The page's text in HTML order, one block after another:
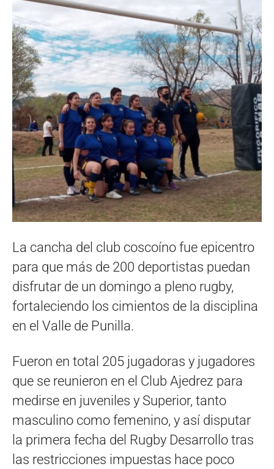
La cancha del club coscoíno fue epicentro
para que más de 200 deportistas puedan
disfrutar de un domingo a pleno rugby,
fortaleciendo los cimientos de la disciplina
en el Valle de Punilla.
Fueron en total 205 jugadoras y jugadores
que se reunieron en el Club Ajedrez para
medirse en juveniles y Superior, tanto
masculino como femenino, y así disputar
la primera fecha del Rugby Desarrollo tras
las restricciones impuestas hace poco